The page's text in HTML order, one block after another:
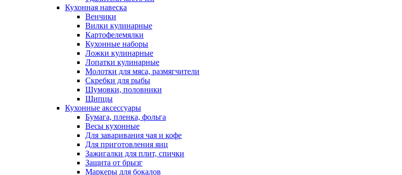
Кухонная навеска
Венчики
Вилки кулинарные
Картофелемялки
Кухонные наборы
Ложки кулинарные
Лопатки кулинарные
Молотки для мяса, размягчители
Скребки для рыбы
Шумовки, половники
Щипцы
Кухонные аксессуары
Бумага, пленка, фольга
Весы кухонные
Для заваривания чая и кофе
Для приготовления яиц
Зажигалки для плит, спички
Защита от брызг
Маркеры для бокалов